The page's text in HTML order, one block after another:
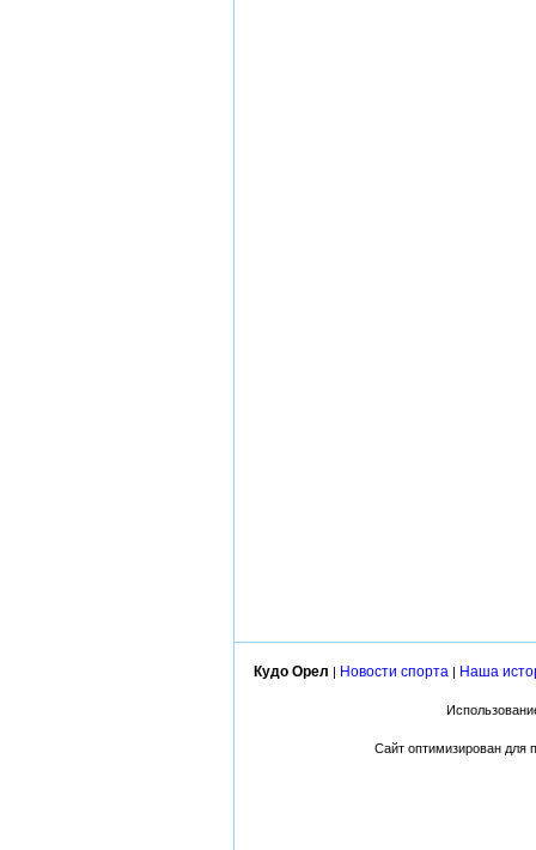
Кудо Орел | Новости спорта | Наша
Сайт оптимизирован для